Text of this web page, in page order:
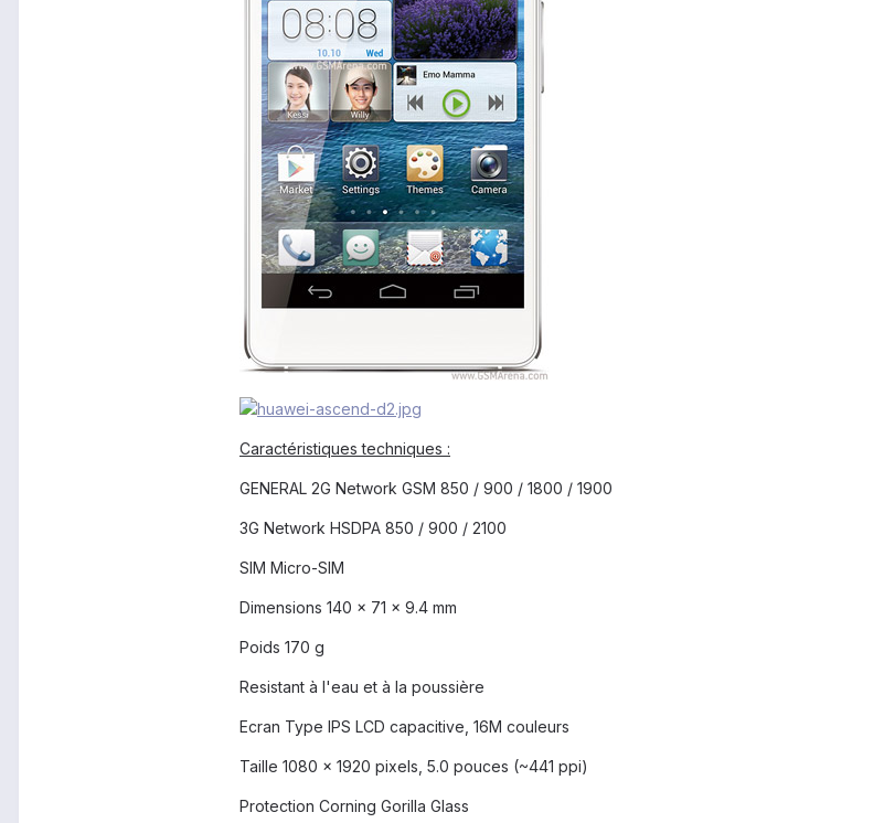
Caractéristiques techniques :
GENERAL 2G Network GSM 850 / 900 / 1800 / 1900
3G Network HSDPA 850 / 900 / 2100
SIM Micro-SIM
Dimensions 140 x 71 x 9.4 mm
Poids 170 g
Resistant à l'eau et à la poussière
Ecran Type IPS LCD capacitive, 16M couleurs
Taille 1080 x 1920 pixels, 5.0 pouces (~441 ppi)
Protection Corning Gorilla Glass